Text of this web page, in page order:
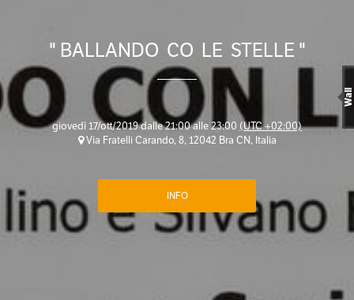
" BALLANDO CO LE STELLE "
giovedì 17/ott/2019 dalle 21:00 alle 23:00 (UTC +02:00)
Via Fratelli Carando, 8, 12042 Bra CN, Italia
INFO
Wall